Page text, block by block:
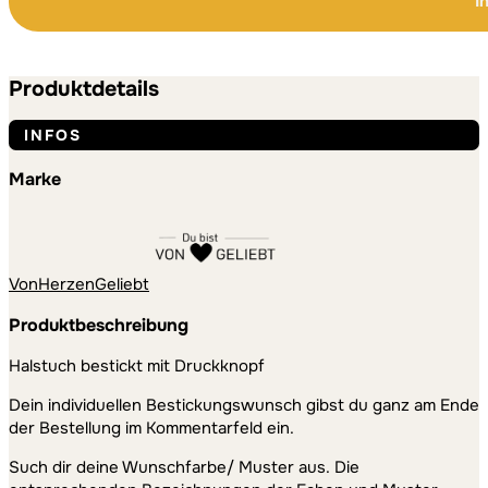
bestickt
Menge
Produktdetails
INFOS
Marke
VonHerzenGeliebt
Produktbeschreibung
Halstuch bestickt mit Druckknopf
Dein individuellen Bestickungswunsch gibst du ganz am Ende
der Bestellung im Kommentarfeld ein.
Such dir deine Wunschfarbe/ Muster aus. Die